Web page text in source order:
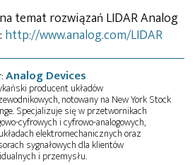
temat rozwiązań LIDAR Analog
http://www.analog.com/LIDAR
Analog Devices
producent układów
notowany na New York Stock
Specjalizuje się w przetwornikach
cyfrowych i cyfrowo-analogowych,
elektromechanicznych oraz
sygnałowych dla klientów
i przemysłu.